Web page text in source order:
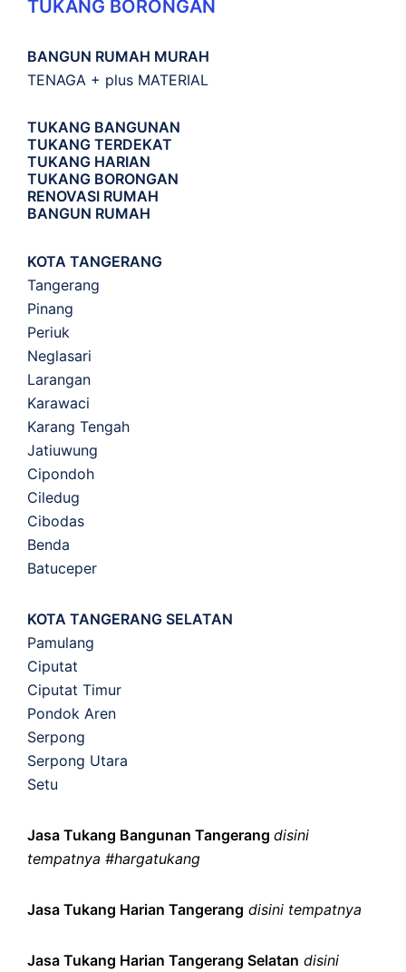
TUKANG BORONGAN
BANGUN RUMAH MURAH
TENAGA + plus MATERIAL
TUKANG BANGUNAN
TUKANG TERDEKAT
TUKANG HARIAN
TUKANG BORONGAN
RENOVASI RUMAH
BANGUN RUMAH
KOTA TANGERANG
Tangerang
Pinang
Periuk
Neglasari
Larangan
Karawaci
Karang Tengah
Jatiuwung
Cipondoh
Ciledug
Cibodas
Benda
Batuceper
KOTA TANGERANG SELATAN
Pamulang
Ciputat
Ciputat Timur
Pondok Aren
Serpong
Serpong Utara
Setu
Jasa Tukang Bangunan Tangerang disini
tempatnya #hargatukang
Jasa Tukang Harian Tangerang disini tempatnya
Jasa Tukang Harian Tangerang Selatan disini